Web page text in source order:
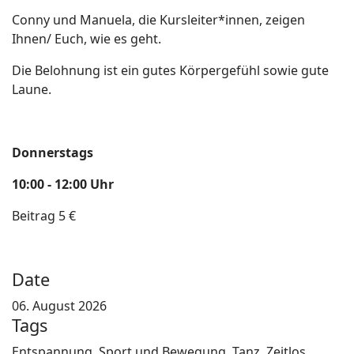
Conny und Manuela, die Kursleiter*innen, zeigen
Ihnen/ Euch, wie es geht.
Die Belohnung ist ein gutes Körpergefühl sowie gute
Laune.
Donnerstags
10:00 - 12:00 Uhr
Beitrag 5 €
Date
06. August 2026
Tags